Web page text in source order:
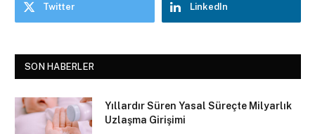
Twitter LinkedIn
SON HABERLER
Yıllardır Süren Yasal Süreçte Milyarlık
Uzlaşma Girişimi